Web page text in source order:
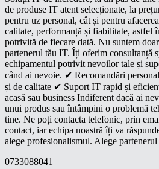
de produse IT atent selecționate, la
pentru uz personal, cât și pentru
calitate, performanță și fiabilitate, astfel
potrivită de fiecare dată. Nu suntem
partenerul tău IT. Îți oferim consultanță
echipamentul potrivit nevoilor tale și
când ai nevoie. ✔ Recomandări
și de calitate ✔ Suport IT rapid și
acasă sau business Indiferent dacă ai
unui produs sau întâmpini o problemă
tine. Ne poți contacta telefonic, prin
contact, iar echipa noastră îți va
alege profesionalismul. Alege
0733088041